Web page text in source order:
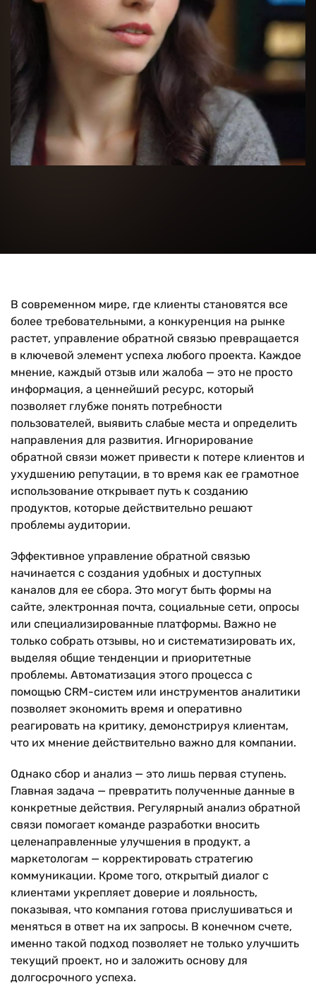
В современном мире, где клиенты становятся все
более требовательными, а конкуренция на рынке
растет, управление обратной связью превращается
в ключевой элемент успеха любого проекта. Каждое
мнение, каждый отзыв или жалоба — это не просто
информация, а ценнейший ресурс, который
позволяет глубже понять потребности
пользователей, выявить слабые места и определить
направления для развития. Игнорирование
обратной связи может привести к потере клиентов и
ухудшению репутации, в то время как ее грамотное
использование открывает путь к созданию
продуктов, которые действительно решают
проблемы аудитории.
Эффективное управление обратной связью
начинается с создания удобных и доступных
каналов для ее сбора. Это могут быть формы на
сайте, электронная почта, социальные сети, опросы
или специализированные платформы. Важно не
только собрать отзывы, но и систематизировать их,
выделяя общие тенденции и приоритетные
проблемы. Автоматизация этого процесса с
помощью CRM-систем или инструментов аналитики
позволяет экономить время и оперативно
реагировать на критику, демонстрируя клиентам,
что их мнение действительно важно для компании.
Однако сбор и анализ — это лишь первая ступень.
Главная задача — превратить полученные данные в
конкретные действия. Регулярный анализ обратной
связи помогает команде разработки вносить
целенаправленные улучшения в продукт, а
маркетологам — корректировать стратегию
коммуникации. Кроме того, открытый диалог с
клиентами укрепляет доверие и лояльность,
показывая, что компания готова прислушиваться и
меняться в ответ на их запросы. В конечном счете,
именно такой подход позволяет не только улучшить
текущий проект, но и заложить основу для
долгосрочного успеха.